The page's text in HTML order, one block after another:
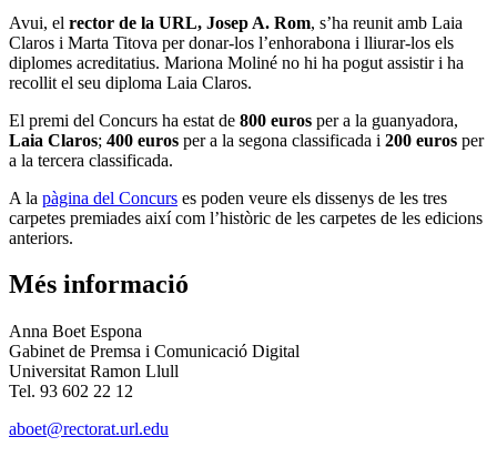
Avui, el rector de la URL, Josep A. Rom, s’ha reunit amb Laia
Claros i Marta Titova per donar-los l’enhorabona i lliurar-los els
diplomes acreditatius. Mariona Moliné no hi ha pogut assistir i ha
recollit el seu diploma Laia Claros.
El premi del Concurs ha estat de 800 euros per a la guanyadora,
Laia Claros; 400 euros per a la segona classificada i 200 euros per
a la tercera classificada.
A la pàgina del Concurs es poden veure els dissenys de les tres
carpetes premiades així com l’històric de les carpetes de les edicions
anteriors.
Més informació
Anna Boet Espona
Gabinet de Premsa i Comunicació Digital
Universitat Ramon Llull
Tel. 93 602 22 12
aboet@rectorat.url.edu